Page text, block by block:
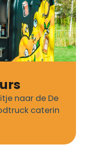
naar de De
caterin